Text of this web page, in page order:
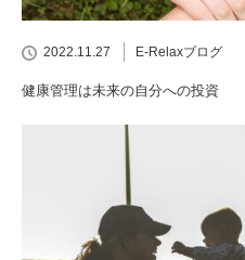
2022.11.27 E-Relaxブログ
健康管理は未来の自分への投資